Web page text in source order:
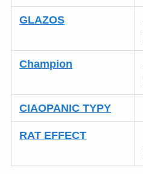
GLAZOS
Champion
CIAOPANIC TYPY
RAT EFFECT